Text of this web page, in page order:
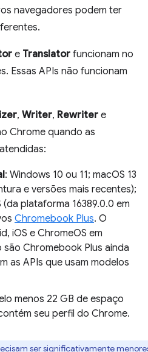
navegadores podem ter
e Translator funcionam no
Essas APIs não funcionam
, Writer, Rewriter e
Chrome quando as
: Windows 10 ou 11; macOS 13
e versões mais recentes);
(da plataforma 16389.0.0 em
Chromebook Plus. O
iOS e ChromeOS em
Chromebook Plus ainda
as APIs que usam modelos
menos 22 GB de espaço
seu perfil do Chrome.
ser significativamente